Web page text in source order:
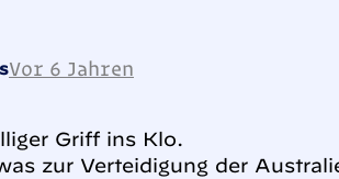
Vor 6 Jahren
Griff ins Klo.
zur Verteidigung der